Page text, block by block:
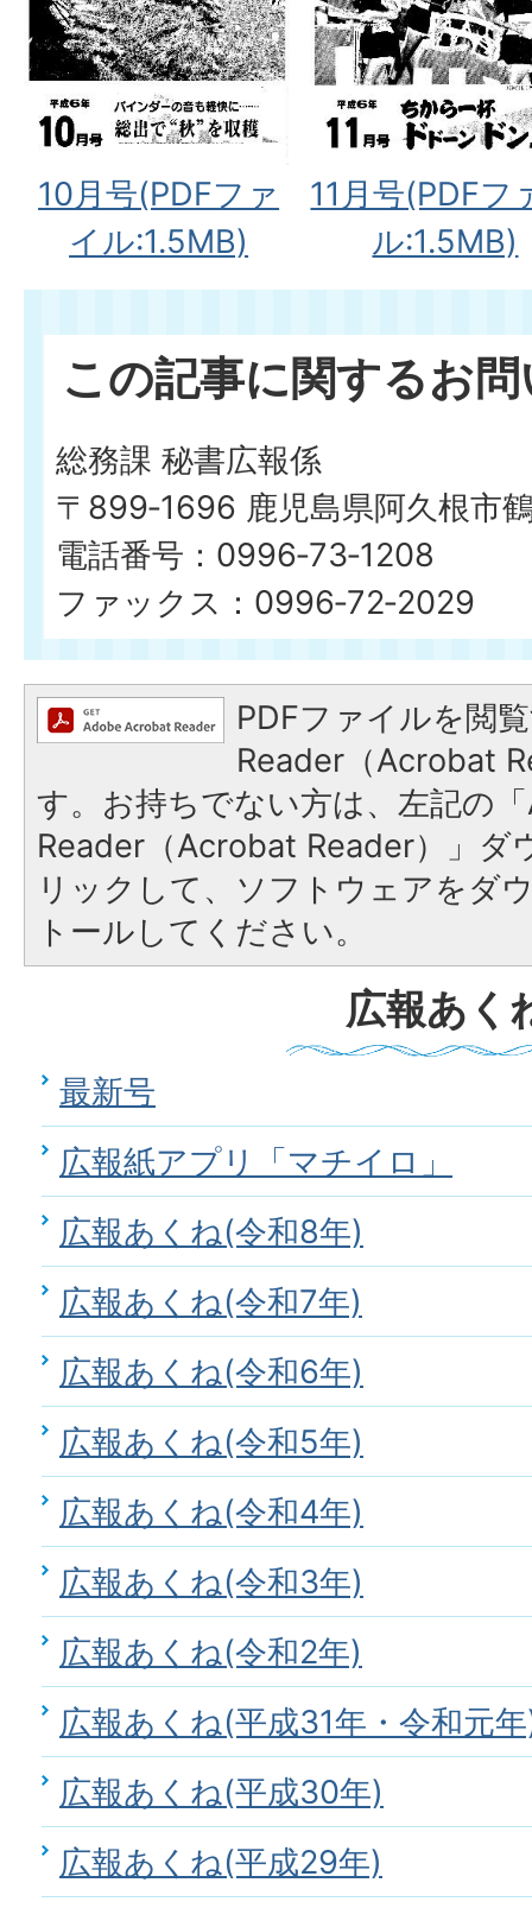
10月号(PDFファ
イル:1.5MB)
11月号(PDFフ
ル:1.5MB)
この記事に関するお
総務課 秘書広報係
〒899‐1696 鹿児島県阿久根市
電話番号：0996‐73‐1208
ファックス：0996‐72‐2029
PDFファイルを閲
Reader（Acrobat
す。お持ちでない方は、左記の
Reader（Acrobat Reader）」ダ
リックして、ソフトウェアをダ
トールしてください。
広報あく
最新号
広報紙アプリ「マチイロ」
広報あくね(令和8年)
広報あくね(令和7年)
広報あくね(令和6年)
広報あくね(令和5年)
広報あくね(令和4年)
広報あくね(令和3年)
広報あくね(令和2年)
広報あくね(平成31年・令和元
広報あくね(平成30年)
広報あくね(平成29年)